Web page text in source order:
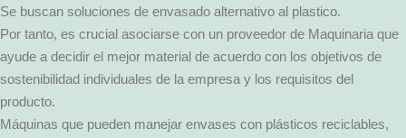
Se buscan soluciones de envasado alternativo al plastico.
Por tanto, es crucial asociarse con un proveedor de Maquinaria que
ayude a decidir el mejor material de acuerdo con los objetivos de
sostenibilidad individuales de la empresa y los requisitos del
producto.
Máquinas que pueden manejar envases con plásticos reciclables,